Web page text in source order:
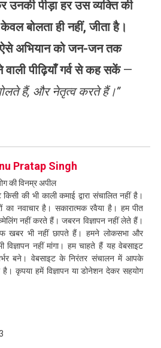
उनकी पीड़ा हर उस व्यक्ति की
बोलता ही नहीं, जीता है।
अभियान को जन-जन तक
पीढ़ियाँ गर्व से कह सकें—
हैं, और नेतृत्व करते हैं।”
Pratap Singh
की विनम्र अपील
की भी काली कमाई द्वारा संचालित नहीं है।
का नवाचार है। सकारात्मक रवैया है। हम पीत
नहीं करते हैं। जबरन विज्ञापन नहीं लेते हैं।
खबर भी नहीं छापते हैं। हमने लोकसभा और
विज्ञापन नहीं मांगा। हम चाहते हैं यह वेबसाइट
बने। वेबसाइट के निरंतर संचालन में आपके
कृपया हमें विज्ञापन या डोनेशन देकर सहयोग